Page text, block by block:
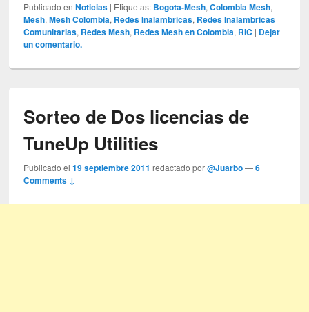
Publicado en Noticias | Etiquetas: Bogota-Mesh,Colombia Mesh,
Mesh,Mesh Colombia, Redes Inalambricas, Redes Inalambricas
Comunitarias, Redes Mesh, Redes Mesh en Colombia, RIC | Dejar
un comentario.
Sorteo de Dos licencias de
TuneUp Utilities
Publicado el19 septiembre 2011 redactado por@Juarbo —6
Comments ↓